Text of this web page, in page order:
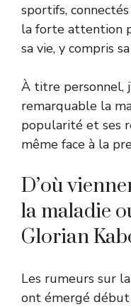
sportifs,
la forte attention
sa vie, y compris
À titre personnel,
remarquable la
popularité et ses
même face à la
D’où
la maladie
Glorian
Les rumeurs sur
ont émergé